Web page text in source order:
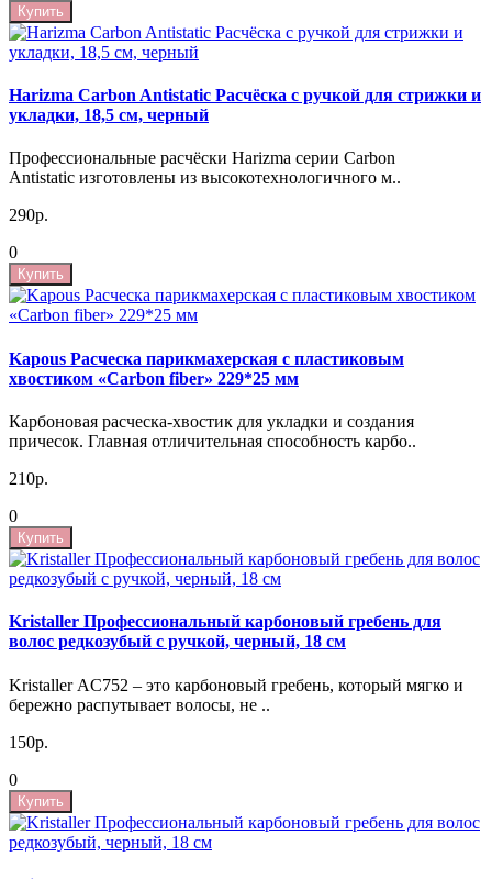
Купить
Harizma Carbon Antistatic Расчёска с ручкой для стрижки и
укладки, 18,5 см, черный
Профессиональные расчёски Harizma серии Carbon
Antistatic изготовлены из высокотехнологичного м..
290р.
0
Купить
Kapous Расческа парикмахерская с пластиковым
хвостиком «Carbon fiber» 229*25 мм
Карбоновая расческа-хвостик для укладки и создания
причесок. Главная отличительная способность карбо..
210р.
0
Купить
Kristaller Профессиональный карбоновый гребень для
волос редкозубый с ручкой, черный, 18 см
Kristaller AC752 – это карбоновый гребень, который мягко и
бережно распутывает волосы, не ..
150р.
0
Купить